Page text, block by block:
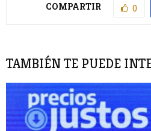
COMPARTIR 0
TAMBIÉN TE PUEDE